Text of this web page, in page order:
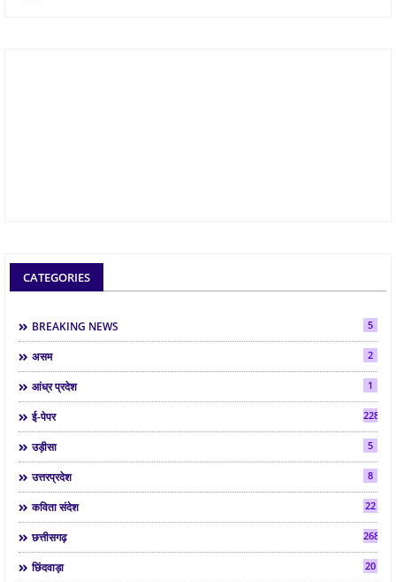
CATEGORIES
BREAKING NEWS 5
असम 2
आंध्र प्रदेश 1
ई-पेपर 2286
उड़ीसा 5
उत्तरप्रदेश 8
कविता संदेश 22
छत्तीसगढ़ 268
छिंदवाड़ा 20